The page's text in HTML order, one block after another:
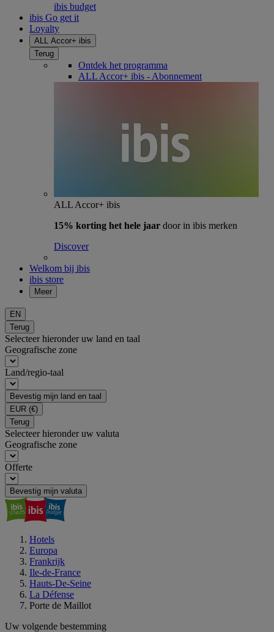
ibis budget
ibis Go get it
Loyalty
ALL Accor+ ibis
Terug
Ontdek het programma
ALL Accor+ ibis - Abonnement
ALL Accor+ ibis
15% korting het hele jaar door in ibis merken
Discover
Welkom bij ibis
ibis store
Meer
EN
Terug
Selecteer hieronder uw land en taal
Geografische zone
Land/regio-taal
Bevestig mijn land en taal
EUR (€)
Terug
Selecteer hieronder uw valuta
Geografische zone
Offerte
Bevestig mijn valuta
Hotels
Europa
Frankrijk
Ile-de-France
Hauts-De-Seine
La Défense
Porte de Maillot
Uw volgende bestemming